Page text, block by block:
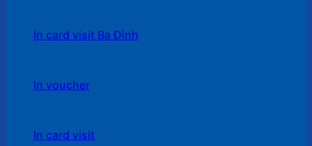
In card visit Ba Đình
In voucher
In card visit